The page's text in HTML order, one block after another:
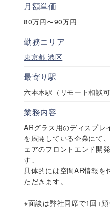
月額単価
80万円〜90万円
勤務エリア
東京都 港区
最寄り駅
六本木駅（リモート相談可
業務内容
ARグラス用のディスプレ
を展開している企業にて
ェアのフロントエンド開
す。
具体的には空間AR情報を
ただきます。
※面談は弊社同席で1回+顔